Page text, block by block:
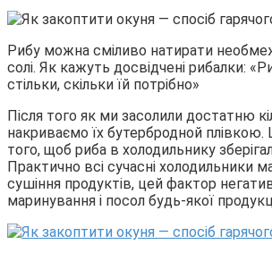
Рибу можна сміливо натирати
солі. Як кажуть досвідчені рибалки:
стільки, скільки їй потрібно»
Після того як ми засолили достатню
накриваємо їх бутербродной плівкою.
того, щоб риба в холодильнику
Практично всі сучасні холодильники
сушіння продуктів, цей фактор
маринування і посол будь-якої